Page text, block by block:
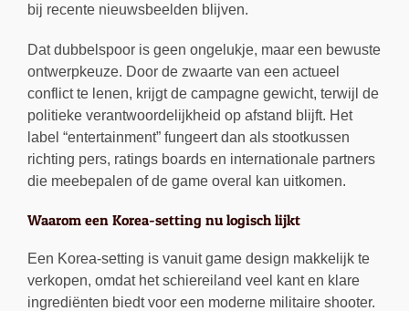
bij recente nieuwsbeelden blijven.
Dat dubbelspoor is geen ongelukje, maar een bewuste
ontwerpkeuze. Door de zwaarte van een actueel
conflict te lenen, krijgt de campagne gewicht, terwijl de
politieke verantwoordelijkheid op afstand blijft. Het
label “entertainment” fungeert dan als stootkussen
richting pers, ratings boards en internationale partners
die meebepalen of de game overal kan uitkomen.
Waarom een Korea-setting nu logisch lijkt
Een Korea-setting is vanuit game design makkelijk te
verkopen, omdat het schiereiland veel kant en klare
ingrediënten biedt voor een moderne militaire shooter.